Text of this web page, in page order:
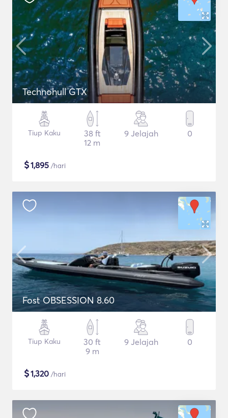
Technohull GTX
Tiup Kaku
38 ft
12 m
9 Jelajah 0
$1,895 /hari
Fost OBSESSION 8.60
Tiup Kaku
30 ft
9 m
9 Jelajah 0
$1,320 /hari